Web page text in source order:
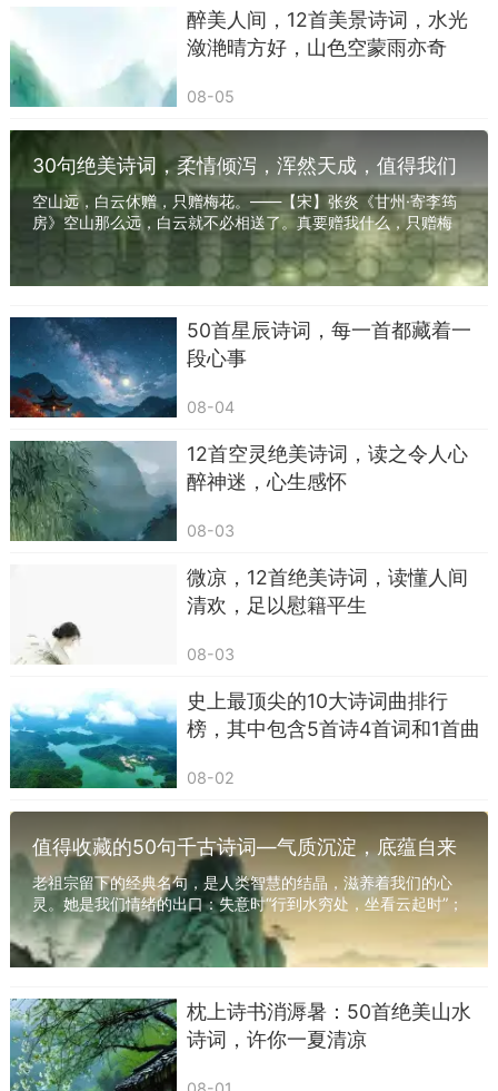
醉美人间，12首美景诗词，水光
潋滟晴方好，山色空蒙雨亦奇
08-05
30句绝美诗词，柔情倾泻，浑然天成，值得我们
收藏品读
空山远，白云休赠，只赠梅花。——【宋】张炎《甘州·寄李筠
房》空山那么远，白云就不必相送了。真要赠我什么，只赠梅
花就够了。白云太泛，梅花太定；一个是什么...
50首星辰诗词，每一首都藏着一
段心事
08-04
12首空灵绝美诗词，读之令人心
醉神迷，心生感怀
08-03
微凉，12首绝美诗词，读懂人间
清欢，足以慰籍平生
08-03
史上最顶尖的10大诗词曲排行
榜，其中包含5首诗4首词和1首曲
08-02
值得收藏的50句千古诗词—气质沉淀，底蕴自来
老祖宗留下的经典名句，是人类智慧的结晶，滋养着我们的心
灵。她是我们情绪的出口：失意时“行到水穷处，坐看云起时”；
孤独时“人生如逆旅，我亦是行人”，获得...
枕上诗书消溽暑：50首绝美山水
诗词，许你一夏清凉